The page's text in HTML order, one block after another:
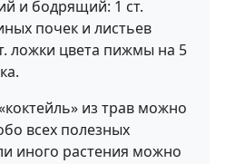
и бодрящий: 1 ст.
почек и листьев
ложки цвета пижмы на 5
из трав можно
всех полезных
иного растения можно